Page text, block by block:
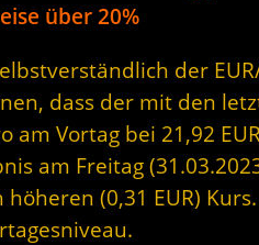
über 20%
der
dass der mit den
am Vortag bei 21,92
am Freitag
(0,31 EUR)